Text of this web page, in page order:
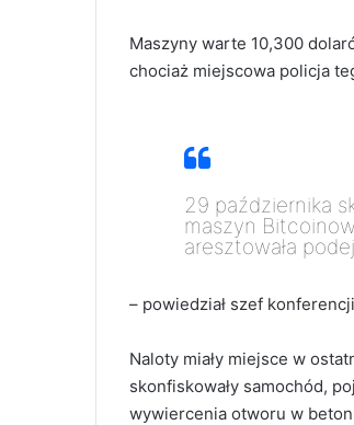
Maszyny warte 10,300
chociaż miejscowa policja
29 października
maszyn
aresztowała
– powiedział szef
Naloty miały miejsce w
skonfiskowały samochód,
wywiercenia otworu w